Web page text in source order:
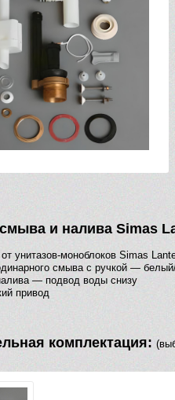
и налива Simas
унитазов-моноблоков Simas
смыва с ручкой —
— подвод воды снизу
привод
комплектация: